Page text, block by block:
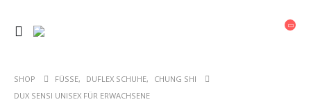
SHOP FÜSSE , DUFLEX SCHUHE,
CHUNG SHI
DUX SENSI UNISEX FÜR ERWACHSENE